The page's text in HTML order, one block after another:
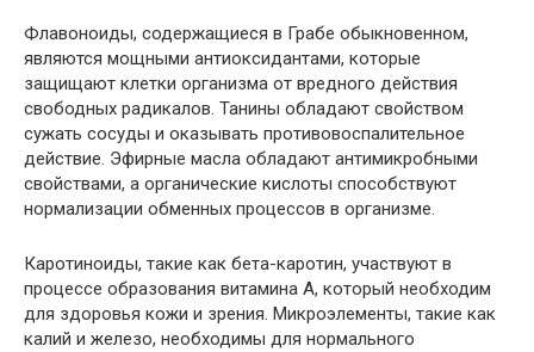
Флавоноиды, содержащиеся в Грабе обыкновенном,
являются мощными антиоксидантами, которые
защищают клетки организма от вредного действия
свободных радикалов. Танины обладают свойством
сужать сосуды и оказывать противовоспалительное
действие. Эфирные масла обладают антимикробными
свойствами, а органические кислоты способствуют
нормализации обменных процессов в организме.
Каротиноиды, такие как бета-каротин, участвуют в
процессе образования витамина А, который необходим
для здоровья кожи и зрения. Микроэлементы, такие как
калий и железо, необходимы для нормального